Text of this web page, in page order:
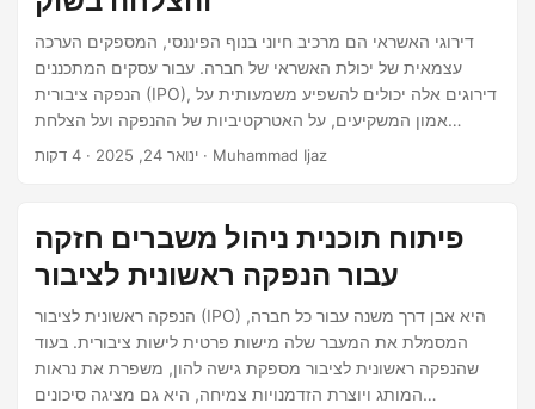
דירוגי האשראי הם מרכיב חיוני בנוף הפיננסי, המספקים הערכה
עצמאית של יכולת האשראי של חברה. עבור עסקים המתכננים
הנפקה ציבורית (IPO), דירוגים אלה יכולים להשפיע משמעותית על
אמון המשקיעים, על האטרקטיביות של ההנפקה ועל הצלחת
ההנפקה הכוללת. בפוסט זה, נחקור את החשיבות של דירוגי
אשראי? דירוגי אשראי הם הערכות עצמאיות המוענקות על ידי
סוכנויות דירוג אשראי כדי להעריך את היציבות הפיננסית ורמת
הסיכון של חברה.
ינואר 24, 2025 · 4 דקות · Muhammad Ijaz
פיתוח תוכנית ניהול משברים חזקה
עבור הנפקה ראשונית לציבור
הנפקה ראשונית לציבור (IPO) היא אבן דרך משנה עבור כל חברה,
המסמלת את המעבר שלה מישות פרטית לישות ציבורית. בעוד
שהנפקה ראשונית לציבור מספקת גישה להון, משפרת את נראות
המותג ויוצרת הזדמנויות צמיחה, היא גם מציגה סיכונים